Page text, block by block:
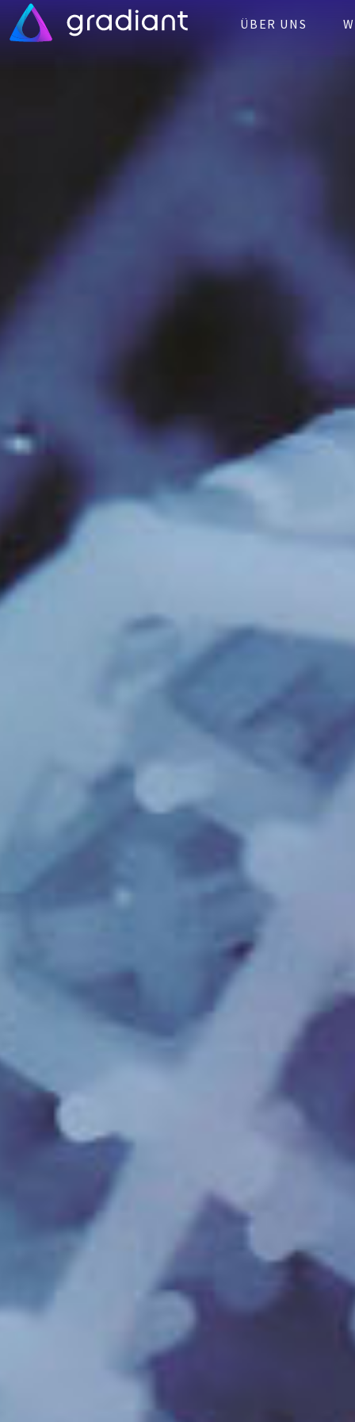
ÜBER UNS